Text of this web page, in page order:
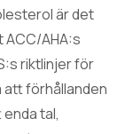
är det
AHA:s
riktlinjer för
att förhållanden
tal,